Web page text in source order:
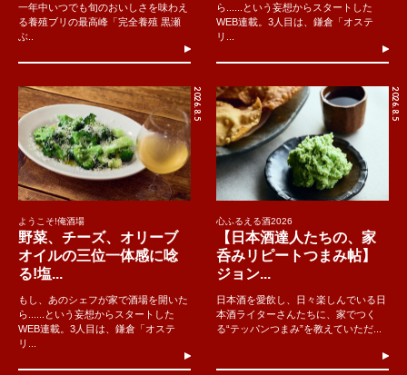
一年中いつでも旬のおいしさを味わえ
る養殖ブリの最高峰「完全養殖 黒瀬
ぶ..
ら......という妄想からスタートした
WEB連載。3人目は、鎌倉「オステ
リ...
2026.8.5
ようこそ!俺酒場
野菜、チーズ、オリーブ
オイルの三位一体感に唸
る!塩...
もし、あのシェフが家で酒場を開いた
ら......という妄想からスタートした
WEB連載。3人目は、鎌倉「オステ
リ...
2026.8.5
心ふるえる酒2026
【日本酒達人たちの、家
呑みリピートつまみ帖】
ジョン...
日本酒を愛飲し、日々楽しんでいる日
本酒ライターさんたちに、家でつく
る“テッパンつまみ”を教えていただ...